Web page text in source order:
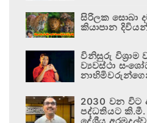
සිරිලක සොබා
කියාපාන
විනිසුරු විශ්‍රාම
ව්‍යවස්ථා
2030 වන විට
පද්ධතියට